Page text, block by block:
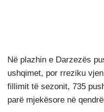
Në plazhin e Darzezës
ushqimet, por rreziku
fillimit të sezonit, 735
parë mjekësore në